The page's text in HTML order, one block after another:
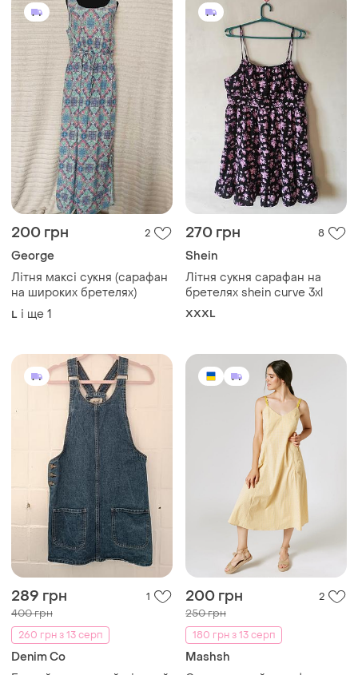
200 грн 2
George
Літня максі сукня (сарафан
на широких бретелях)
L і ще 1
270 грн 8
Shein
Літня сукня сарафан на
бретелях shein curve 3xl
XXXL
289 грн 1
400 грн
260 грн з 13 серп
Denim Co
200 грн 2
250 грн
180 грн з 13 серп
Mashsh